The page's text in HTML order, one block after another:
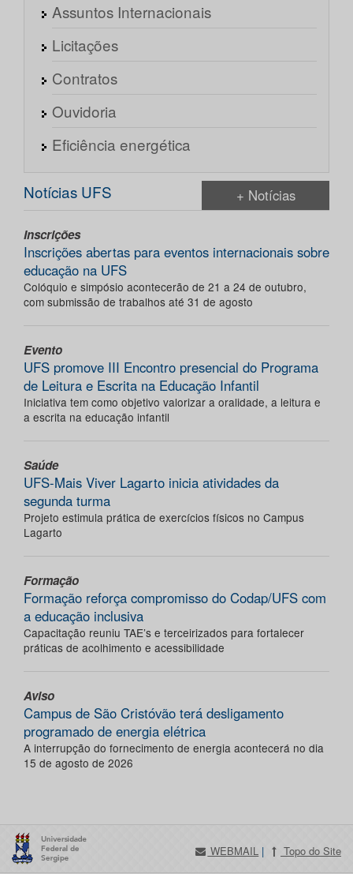
Assuntos Internacionais
Licitações
Contratos
Ouvidoria
Eficiência energética
Notícias UFS + Notícias
Inscrições
Inscrições abertas para eventos internacionais sobre
educação na UFS
Colóquio e simpósio acontecerão de 21 a 24 de outubro,
com submissão de trabalhos até 31 de agosto
Evento
UFS promove III Encontro presencial do Programa
de Leitura e Escrita na Educação Infantil
Iniciativa tem como objetivo valorizar a oralidade, a leitura e
a escrita na educação infantil
Saúde
UFS-Mais Viver Lagarto inicia atividades da
segunda turma
Projeto estimula prática de exercícios físicos no Campus
Lagarto
Formação
Formação reforça compromisso do Codap/UFS com
a educação inclusiva
Capacitação reuniu TAE’s e terceirizados para fortalecer
práticas de acolhimento e acessibilidade
Aviso
Campus de São Cristóvão terá desligamento
programado de energia elétrica
A interrupção do fornecimento de energia acontecerá no dia
15 de agosto de 2026
WEBMAIL | Topo do Site